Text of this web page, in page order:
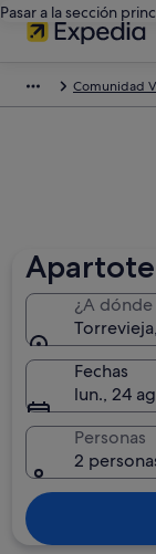
Pasar a la sección
Comunidad
¿A dónde
Fechas
lun., 24
Personas
2